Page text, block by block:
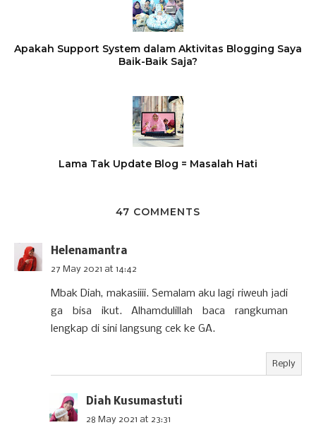
Apakah Support System dalam Aktivitas Blogging Saya
Baik-Baik Saja?
Lama Tak Update Blog = Masalah Hati
47 COMMENTS
Helenamantra
27 May 2021 at 14:42
Mbak Diah, makasiiii. Semalam aku lagi riweuh jadi
ga bisa ikut. Alhamdulillah baca rangkuman
lengkap di sini langsung cek ke GA.
Reply
Diah Kusumastuti
28 May 2021 at 23:31